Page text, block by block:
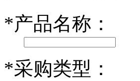
小米SU7核心零部件
第二代 AION V核心
*产品名称：
*采购类型：